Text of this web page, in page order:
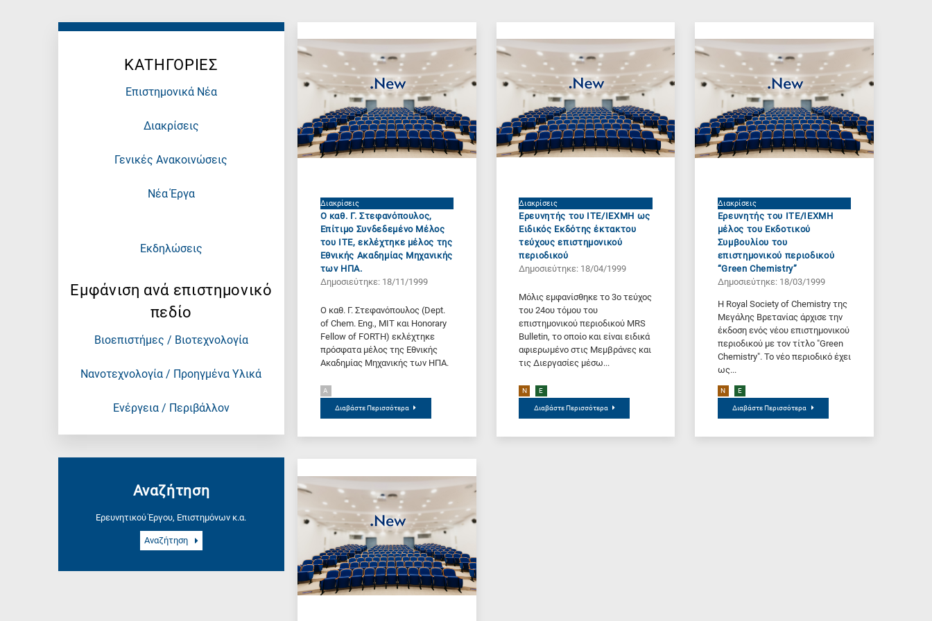
Nanotechnology
Environment
ΚΑΤΗΓΟΡΙΕΣ
Επιστημονικά Νέα
Διακρίσεις
Γενικές Ανακοινώσεις
Νέα Έργα
Εκδηλώσεις
Εμφάνιση ανά επιστημονικό
πεδίο
Βιοεπιστήμες / Βιοτεχνολογία
Νανοτεχνολογία / Προηγμένα Υλικά
Ενέργεια / Περιβάλλον
Αναζήτηση
Ερευνητικού Έργου, Επιστημόνων κ.α.
Αναζήτηση
Διακρίσεις
Ο καθ. Γ. Στεφανόπουλος,
Επίτιμο Συνδεδεμένο Μέλος
του ΙΤΕ, εκλέχτηκε μέλος της
Εθνικής Ακαδημίας Μηχανικής
των ΗΠΑ.
Δημοσιεύτηκε: 18/11/1999
Ο καθ. Γ. Στεφανόπουλος (Dept.
of Chem. Eng., MIT και Honorary
Fellow of FORTH) εκλέχτηκε
πρόσφατα μέλος της Εθνικής
Ακαδημίας Μηχανικής των ΗΠΑ.
A
Διαβάστε Περισσότερα
Διακρίσεις
Ερευνητής του ΙΤΕ/ΙΕΧΜΗ ως
Ειδικός Εκδότης έκτακτου
τεύχους επιστημονικού
περιοδικού
Δημοσιεύτηκε: 18/04/1999
Μόλις εμφανίσθηκε το 3ο τεύχος
του 24ου τόμου του
επιστημονικού περιοδικού MRS
Bulletin, το οποίο και είναι ειδικά
αφιερωμένο στις Μεμβράνες και
τις Διεργασίες μέσω...
N
E
Διαβάστε Περισσότερα
Διακρίσεις
Ερευνητής του ΙΤΕ/ΙΕΧΜΗ
μέλος του Εκδοτικού
Συμβουλίου του
επιστημονικού περιοδικού
“Green Chemistry”
Δημοσιεύτηκε: 18/03/1999
H Royal Society of Chemistry της
Μεγάλης Βρετανίας άρχισε την
έκδοση ενός νέου επιστημονικού
περιοδικού με τον τίτλο "Green
Chemistry". Το νέο περιοδικό έχει
ως...
N
E
Διαβάστε Περισσότερα